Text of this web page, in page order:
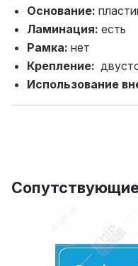
Основание:
Ламинация: есть
Рамка: нет
Крепление:
Использование